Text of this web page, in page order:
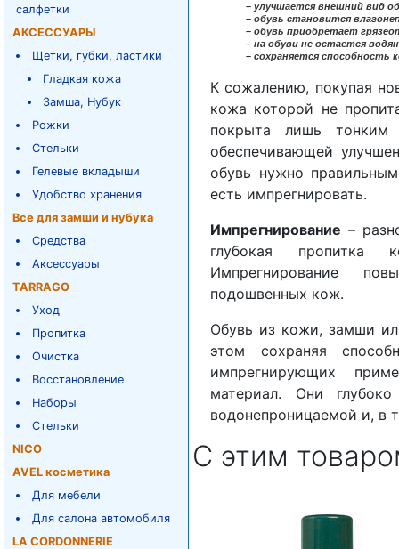
салфетки
АКСЕССУАРЫ
Щетки, губки, ластики
Гладкая кожа
Замша, Нубук
Рожки
Стельки
Гелевые вкладыши
Удобство хранения
Все для замши и нубука
Средства
Аксессуары
TARRAGO
Уход
Пропитка
Очистка
Восстановление
Наборы
Стельки
NICO
AVEL косметика
Для мебели
Для салона автомобиля
LA CORDONNERIE
– улучшается внешний вид
– обувь становится
– обувь приобретает
– на обуви не остается
– сохраняется способность
К сожалению, покупая
кожа которой не
покрыта лишь тонким
обеспечивающей
обувь нужно
есть импрегнировать.
Импрегнирование –
глубокая пропитка
Импрегнирование
подошвенных кож.
Обувь из кожи, замши
этом сохраняя
импрегнирующих
материал. Они
водонепроницаемой и, в
С этим